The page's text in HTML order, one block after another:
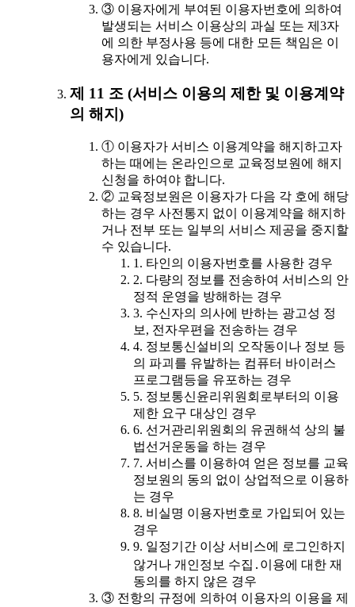
③ 이용자에게 부여된 이용자번호에 의하여
발생되는 서비스 이용상의 과실 또는 제3자
에 의한 부정사용 등에 대한 모든 책임은 이
용자에게 있습니다.
제 11 조 (서비스 이용의 제한 및 이용계약
의 해지)
① 이용자가 서비스 이용계약을 해지하고자
하는 때에는 온라인으로 교육정보원에 해지
신청을 하여야 합니다.
② 교육정보원은 이용자가 다음 각 호에 해당
하는 경우 사전통지 없이 이용계약을 해지하
거나 전부 또는 일부의 서비스 제공을 중지할
수 있습니다.
1. 타인의 이용자번호를 사용한 경우
2. 다량의 정보를 전송하여 서비스의 안
정적 운영을 방해하는 경우
3. 수신자의 의사에 반하는 광고성 정
보, 전자우편을 전송하는 경우
4. 정보통신설비의 오작동이나 정보 등
의 파괴를 유발하는 컴퓨터 바이러스
프로그램등을 유포하는 경우
5. 정보통신윤리위원회로부터의 이용
제한 요구 대상인 경우
6. 선거관리위원회의 유권해석 상의 불
법선거운동을 하는 경우
7. 서비스를 이용하여 얻은 정보를 교육
정보원의 동의 없이 상업적으로 이용하
는 경우
8. 비실명 이용자번호로 가입되어 있는
경우
9. 일정기간 이상 서비스에 로그인하지
않거나 개인정보 수집․이용에 대한 재
동의를 하지 않은 경우
③ 전항의 규정에 의하여 이용자의 이용을 제